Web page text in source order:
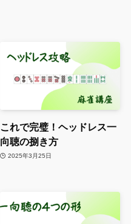
これで完璧！ヘッドレス一
向聴の捌き方
2025年3月25日